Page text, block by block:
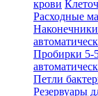
крови
Расходные
Наконечники
Пробирки 5-
Петли
Резервуары